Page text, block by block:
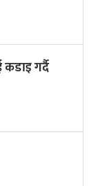
कडाइ गर्दै